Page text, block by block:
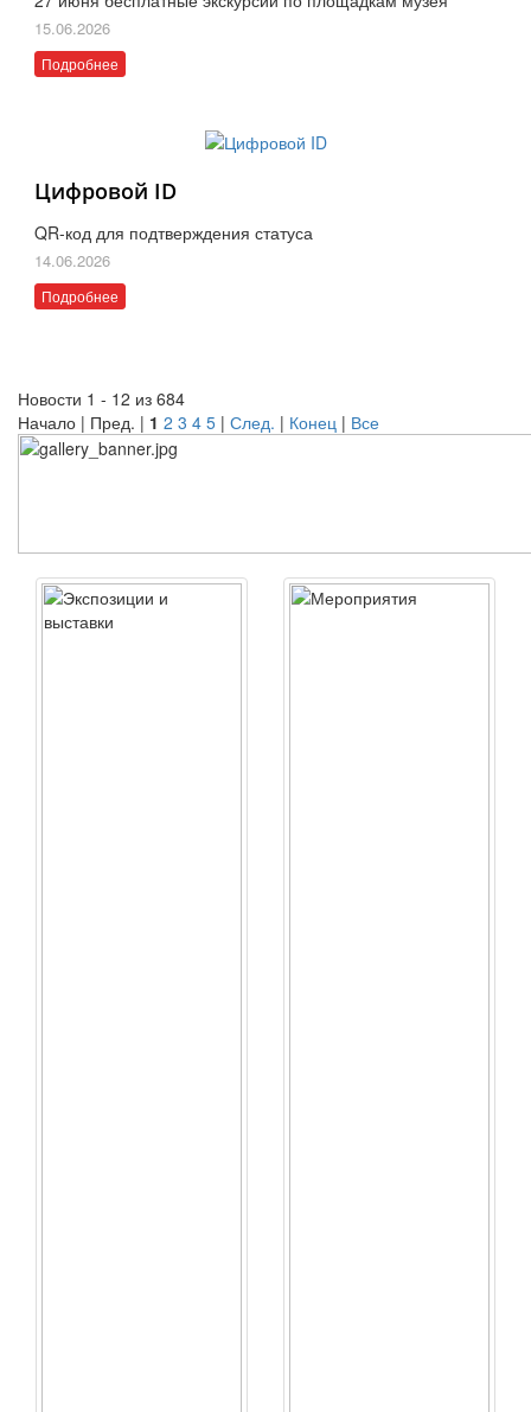
15.06.2026
Подробнее
Цифровой ID
QR-код для подтверждения статуса
14.06.2026
Подробнее
Новости 1 - 12 из 684
Начало | Пред. | 1 2 3 4 5 | След. | Конец | Все